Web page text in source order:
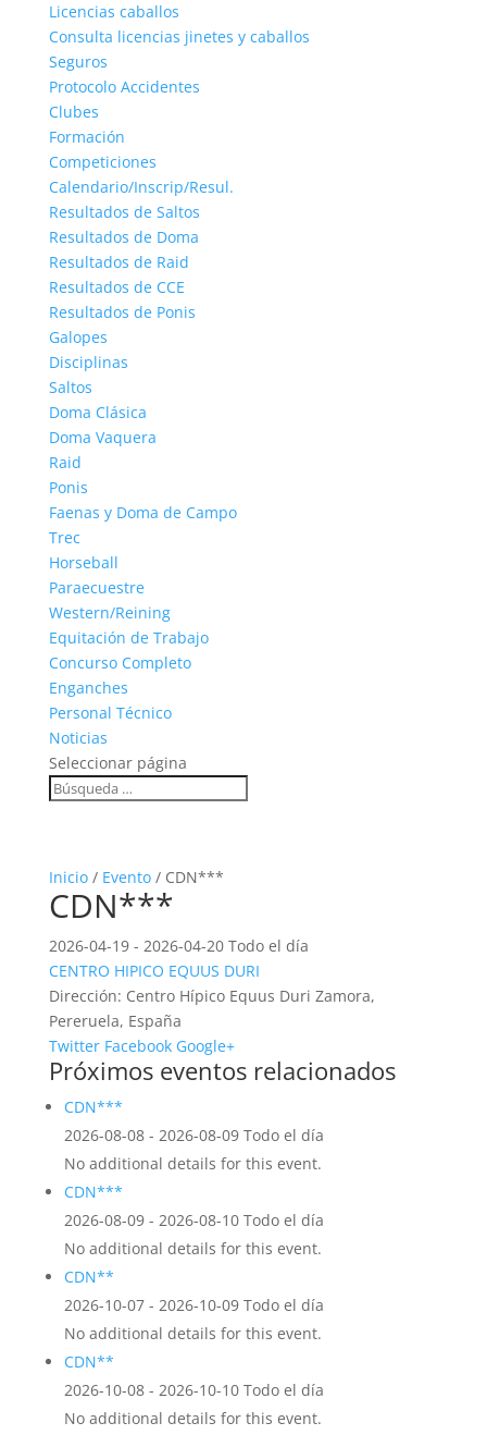
Licencias caballos
Consulta licencias jinetes y caballos
Seguros
Protocolo Accidentes
Clubes
Formación
Competiciones
Calendario/Inscrip/Resul.
Resultados de Saltos
Resultados de Doma
Resultados de Raid
Resultados de CCE
Resultados de Ponis
Galopes
Disciplinas
Saltos
Doma Clásica
Doma Vaquera
Raid
Ponis
Faenas y Doma de Campo
Trec
Horseball
Paraecuestre
Western/Reining
Equitación de Trabajo
Concurso Completo
Enganches
Personal Técnico
Noticias
Seleccionar página
Inicio/ Evento/ CDN***
CDN***
2026-04-19 - 2026-04-20 Todo el día
CENTRO HIPICO EQUUS DURI
Dirección: Centro Hípico Equus Duri Zamora,
Pereruela, España
Twitter Facebook Google+
Próximos eventos relacionados
CDN***
2026-08-08 - 2026-08-09 Todo el día
No additional details for this event.
CDN***
2026-08-09 - 2026-08-10 Todo el día
No additional details for this event.
CDN**
2026-10-07 - 2026-10-09 Todo el día
No additional details for this event.
CDN**
2026-10-08 - 2026-10-10 Todo el día
No additional details for this event.